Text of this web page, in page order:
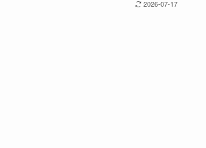
2026-07-17